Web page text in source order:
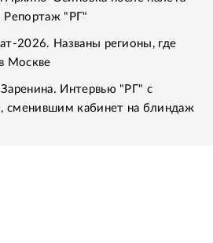
Репортаж "РГ"
2026. Названы регионы, где
Москве
Интервью "РГ" с
сменившим кабинет на блиндаж